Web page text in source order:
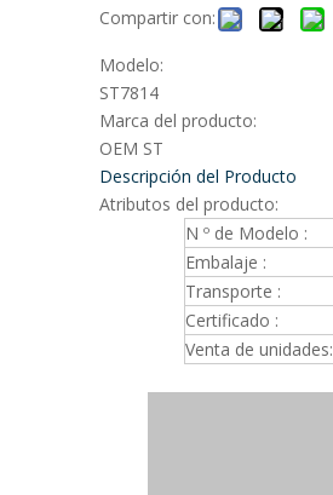
Compartir con:
Modelo:
ST7814
Marca del producto:
OEM ST
Descripción del Producto
Atributos del producto:
N º de Modelo :
Embalaje :
Transporte :
Certificado :
Venta de unidades: